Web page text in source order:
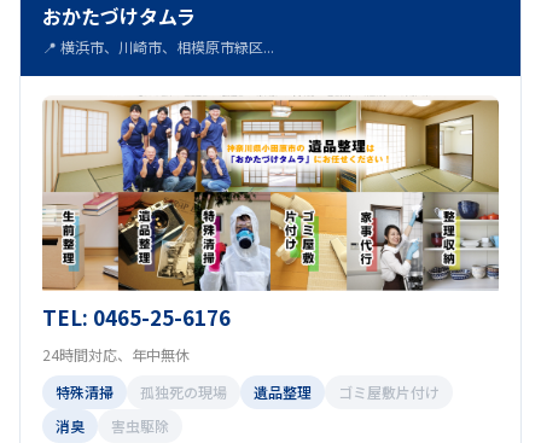
おかたづけタムラ
📍 横浜市、川崎市、相模原市緑区...
TEL: 0465-25-6176
24時間対応、年中無休
特殊清掃
孤独死の現場 遺品整理
ゴミ屋敷片付け
消臭
害虫駆除